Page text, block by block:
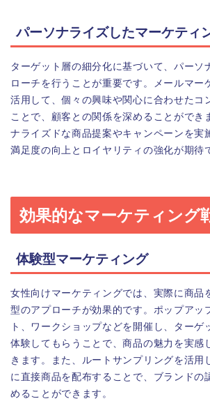
パーソナライズしたマーケティ
ターゲット層の細分化に基づいて、パーソ
ローチを行うことが重要です。メールマー
活用して、個々の興味や関心に合わせたコ
ことで、顧客との関係を深めることができ
ナライズドな商品提案やキャンペーンを実
満足度の向上とロイヤリティの強化が期待
効果的なマーケティング
体験型マーケティング
女性向けマーケティングでは、実際に商品
型のアプローチが効果的です。ポップアッ
ト、ワークショップなどを開催し、ターゲ
体験してもらうことで、商品の魅力を実感
きます。また、ルートサンプリングを活用
に直接商品を配布することで、ブランドの
めることができます。